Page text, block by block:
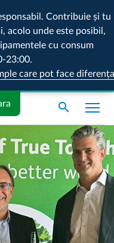
Contribuie și tu
acolo unde este posibil,
cu consum
23:00.
care pot face diferența
search